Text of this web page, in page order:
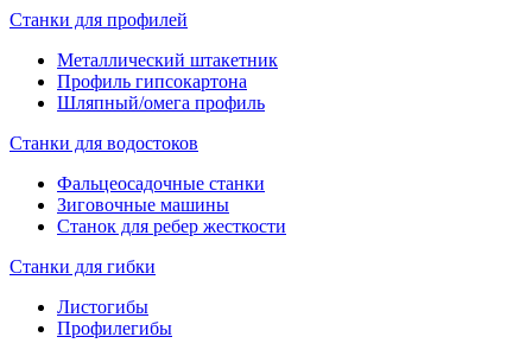
Станки для профилей
Металлический штакетник
Профиль гипсокартона
Шляпный/омега профиль
Станки для водостоков
Фальцеосадочные станки
Зиговочные машины
Станок для ребер жесткости
Станки для гибки
Листогибы
Профилегибы